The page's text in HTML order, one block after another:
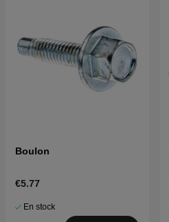
Boulon
€5.77
En stock